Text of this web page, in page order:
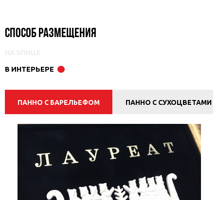
Способ размещения
В ИНТЕРЬЕРЕ
ПАННО С БАРЕЛЬЕФОМ ПАННО С СУХОЦВЕТАМИ